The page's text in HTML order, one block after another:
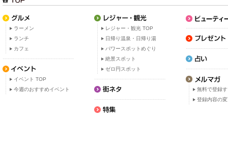
ラーメン
ランチ
カフェ
イベント TOP
今週のおすすめイベント
レジャー・観光 TOP
日帰り温泉・日帰り湯
パワースポットめぐり
絶景スポット
ゼロ円スポット
無料で登録
登録内容の